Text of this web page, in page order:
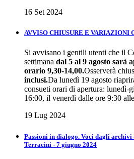
16 Set 2024
AVVISO CHIUSURE E VARIAZIONI
Si avvisano i gentili utenti che il
settimana dal 5 al 9 agosto sarà
orario 9,30-14,00.Osserverà
inclusi.Da lunedì 19 agosto
consueti orari di apertura: lunedì-
16:00, il venerdì dalle ore 9:30
19 Lug 2024
Passioni in dialogo. Voci dagli
Terracini - 7 giugno 2024